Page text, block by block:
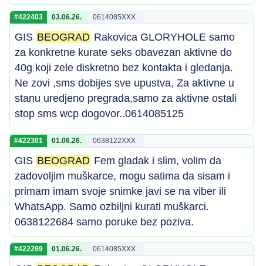
#422403 03.06.26. 0614085XXX
GIS BEOGRAD Rakovica GLORYHOLE samo
za konkretne kurate seks obavezan aktivne do
40g koji zele diskretno bez kontakta i gledanja.
Ne zovi ,sms dobijes sve upustva, Za aktivne u
stanu uredjeno pregrada,samo za aktivne ostali
stop sms wcp dogovor..0614085125
#422301 01.06.26. 0638122XXX
GIS BEOGRAD Fem gladak i slim, volim da
zadovoljim muškarce, mogu satima da sisam i
primam imam svoje snimke javi se na viber ili
WhatsApp. Samo ozbiljni kurati muškarci.
0638122684 samo poruke bez poziva.
#422299 01.06.26. 0614085XXX